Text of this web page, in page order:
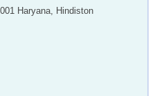
Haryana, Hindiston